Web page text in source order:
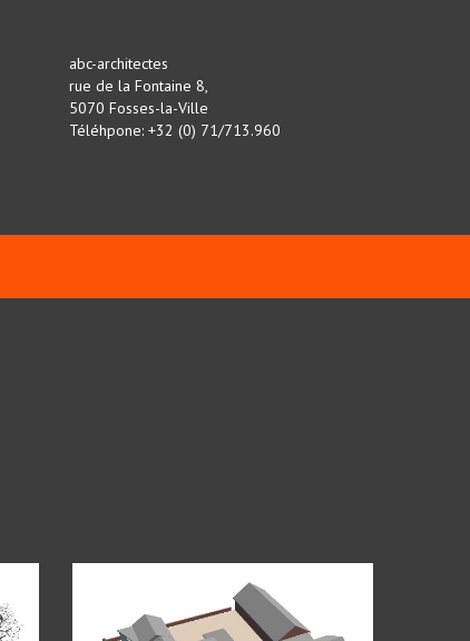
abc-architectes
rue de la Fontaine 8,
5070 Fosses-la-Ville
Téléhpone: +32 (0) 71/713.960